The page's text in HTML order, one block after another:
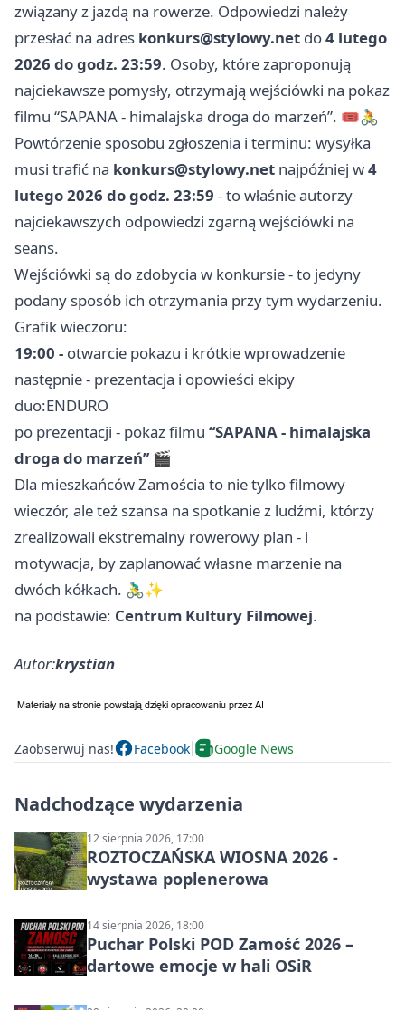
związany z jazdą na rowerze. Odpowiedzi należy
przesłać na adres konkurs@stylowy.net do4 lutego
2026 do godz. 23:59. Osoby, które zaproponują
najciekawsze pomysły, otrzymają wejściówki na pokaz
filmu “SAPANA - himalajska droga do marzeń”. 🎟️🚴
Powtórzenie sposobu zgłoszenia i terminu: wysyłka
musi trafić na konkurs@stylowy.net najpóźniej w4
lutego 2026 do godz. 23:59 - to właśnie autorzy
najciekawszych odpowiedzi zgarną wejściówki na
seans.
Wejściówki są do zdobycia w konkursie - to jedyny
podany sposób ich otrzymania przy tym wydarzeniu.
Grafik wieczoru:
19:00 - otwarcie pokazu i krótkie wprowadzenie
następnie - prezentacja i opowieści ekipy
duo:ENDURO
po prezentacji - pokaz filmu “SAPANA - himalajska
droga do marzeń”🎬
Dla mieszkańców Zamościa to nie tylko filmowy
wieczór, ale też szansa na spotkanie z ludźmi, którzy
zrealizowali ekstremalny rowerowy plan - i
motywacja, by zaplanować własne marzenie na
dwóch kółkach. 🚴‍♂️✨
na podstawie: Centrum Kultury Filmowej.
Autor:krystian
Zaobserwuj nas! Facebook Google News
Nadchodzące wydarzenia
12 sierpnia 2026, 17:00
ROZTOCZAŃSKA WIOSNA 2026 -
wystawa poplenerowa
14 sierpnia 2026, 18:00
Puchar Polski POD Zamość 2026 –
dartowe emocje w hali OSiR